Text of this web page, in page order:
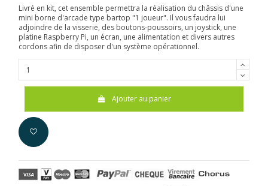
Livré en kit, cet ensemble permettra la réalisation du châssis d'une
mini borne d'arcade type bartop "1 joueur". Il vous faudra lui
adjoindre de la visserie, des boutons-poussoirs, un joystick, une
platine Raspberry Pi, un écran, une alimentation et divers autres
cordons afin de disposer d'un système opérationnel.
Ajouter au panier